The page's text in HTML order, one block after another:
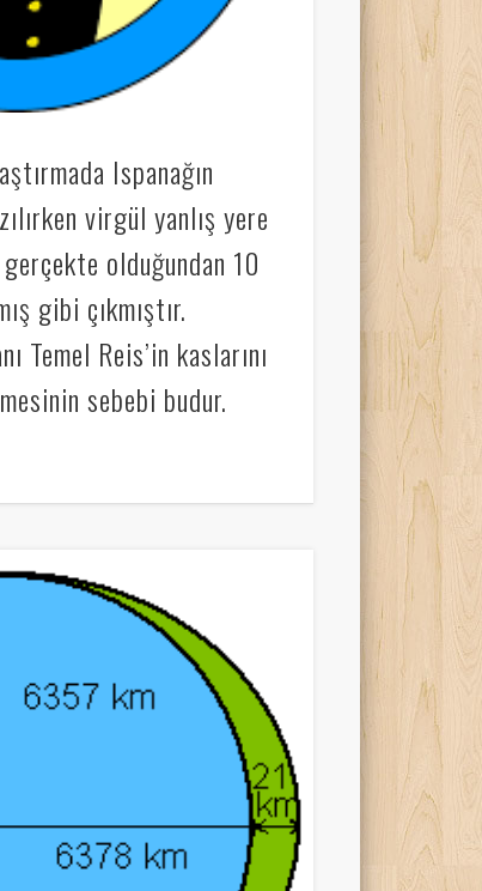
Ispanağın
virgül yanlış yere
olduğundan 10
gibi çıkmıştır.
Temel Reis’in kaslarını
sebebi budur.